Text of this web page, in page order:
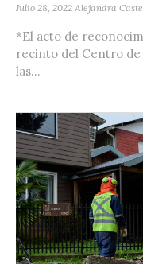
Julio 28, 2022 Alejandra
*El acto de
recinto del Centro de
las...